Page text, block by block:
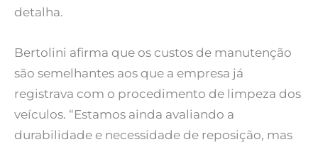
detalha.
Bertolini afirma que os custos de manutenção
são semelhantes aos que a empresa já
registrava com o procedimento de limpeza dos
veículos. “Estamos ainda avaliando a
durabilidade e necessidade de reposição, mas